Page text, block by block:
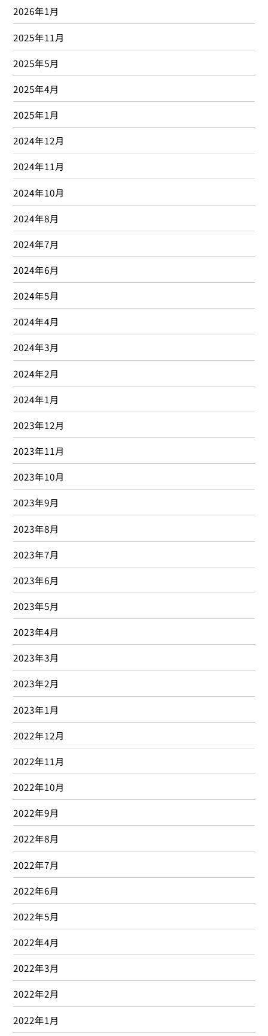
2026年1月
2025年11月
2025年5月
2025年4月
2025年1月
2024年12月
2024年11月
2024年10月
2024年8月
2024年7月
2024年6月
2024年5月
2024年4月
2024年3月
2024年2月
2024年1月
2023年12月
2023年11月
2023年10月
2023年9月
2023年8月
2023年7月
2023年6月
2023年5月
2023年4月
2023年3月
2023年2月
2023年1月
2022年12月
2022年11月
2022年10月
2022年9月
2022年8月
2022年7月
2022年6月
2022年5月
2022年4月
2022年3月
2022年2月
2022年1月